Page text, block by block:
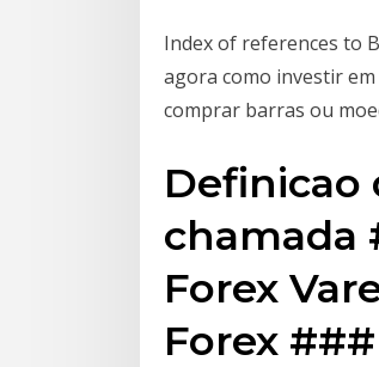
Index of references to
agora como investir
comprar barras ou
Definicao
chamada
Forex
Forex